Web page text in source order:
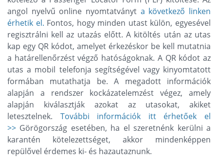
angol nyelvű online nyomtatványt a következő linken
érhetik el. Fontos, hogy minden utast külön, egyesével
regisztrálni kell az utazás előtt. A kitöltés után az utas
kap egy QR kódot, amelyet érkezéskor be kell mutatnia
a határellenőrzést végző hatóságoknak. A QR kódot az
utas a mobil telefonja segítségével vagy kinyomtatott
formában mutathatja be. A megadott információk
alapján a rendszer kockázatelemzést végez, amely
alapján kiválasztják azokat az utasokat, akiket
letesztelnek. További információk itt érhetőek el
>> Görögország esetében, ha el szeretnénk kerülni a
karantén kötelezettséget, akkor mindenképpen
repülővel érdemes ki- és hazautaznunk.